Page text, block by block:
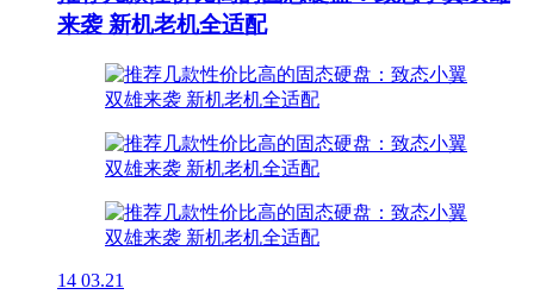
来袭 新机老机全适配
14 03.21